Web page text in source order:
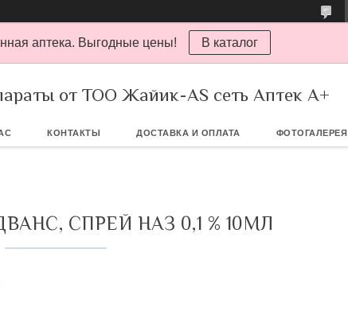
аптека. Выгодные цены! В каталог
от ТОО Жайик-AS сеть Аптек А+
КОНТАКТЫ ДОСТАВКА И ОПЛАТА ФОТОГАЛЕРЕЯ
СПРЕЙ НАЗ 0,1 % 10МЛ